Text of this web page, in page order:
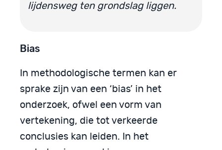
lijdensweg ten grondslag liggen.
Bias
In methodologische termen kan er
sprake zijn van een ‘bias’ in het
onderzoek, ofwel een vorm van
vertekening, die tot verkeerde
conclusies kan leiden. In het